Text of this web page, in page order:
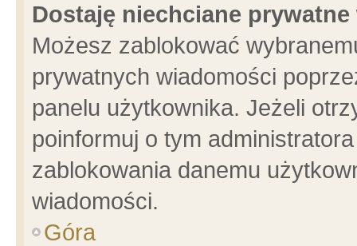
Dostaję niechciane
Możesz zablokować
prywatnych wiadomości
panelu użytkownika. Jeżeli
poinformuj o tym
zablokowania danemu
wiadomości.
Góra